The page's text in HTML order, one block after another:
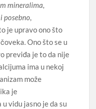
mineralima,
posebno,
je upravo ono što
Ono što se u
previđa je to da nije
ima u nekoj
može
je
vidu jasno je da su